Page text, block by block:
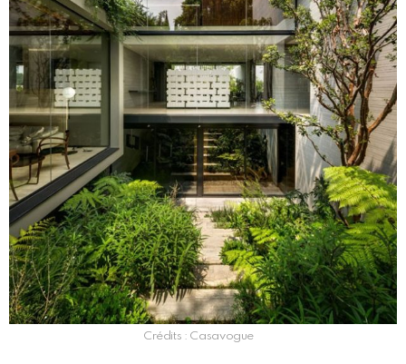
Crédits : Casavogue